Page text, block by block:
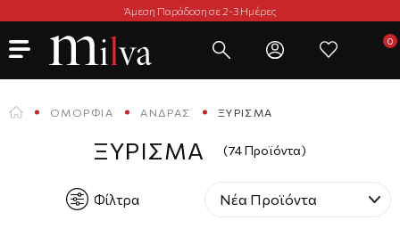
Άμεση Παράδοση σε 2-3 Ημέρες
ΟΜΟΡΦΙΆ ΆΝΔΡΑΣ ΞΎΡΙΣΜΑ
ΞΎΡΙΣΜΑ (74 Προϊόντα)
Φίλτρα